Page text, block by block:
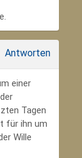
Antworten
einer
Tagen
für ihn um
Wille